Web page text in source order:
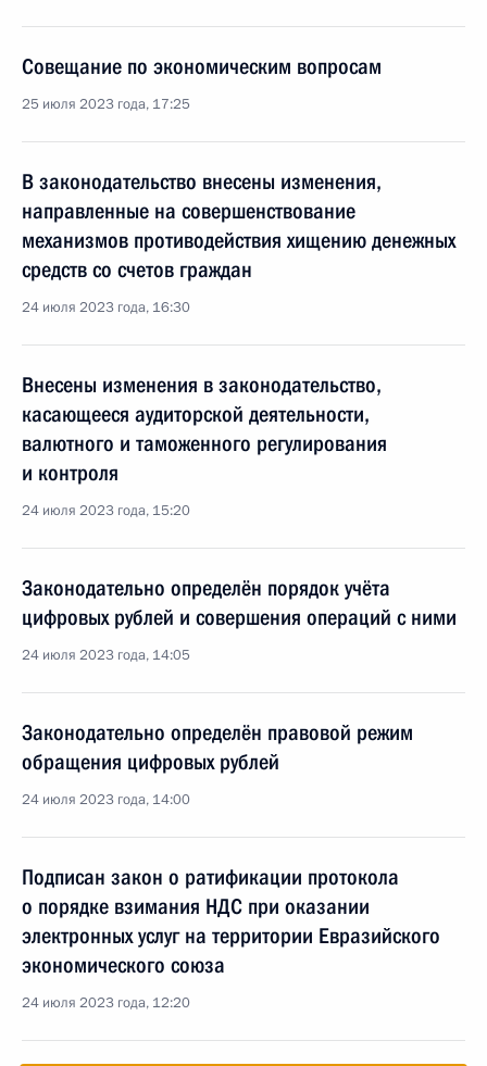
Совещание по экономическим вопросам
25 июля 2023 года, 17:25
В законодательство внесены изменения,
направленные на совершенствование
механизмов противодействия хищению денежных
средств со счетов граждан
24 июля 2023 года, 16:30
Внесены изменения в законодательство,
касающееся аудиторской деятельности,
валютного и таможенного регулирования
и контроля
24 июля 2023 года, 15:20
Законодательно определён порядок учёта
цифровых рублей и совершения операций с ними
24 июля 2023 года, 14:05
Законодательно определён правовой режим
обращения цифровых рублей
24 июля 2023 года, 14:00
Подписан закон о ратификации протокола
о порядке взимания НДС при оказании
электронных услуг на территории Евразийского
экономического союза
24 июля 2023 года, 12:20